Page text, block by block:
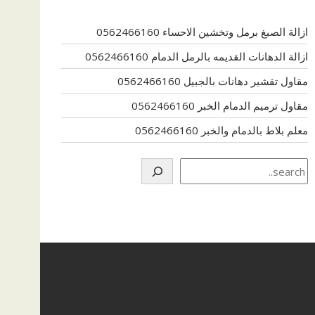
ازالة الصبغ برمل وتخشين الاحساء 0562466160
ازالة الدهانات القديمه بالرمل الدمام 0562466160
مقاول تقشير دهانات بالجبيل 0562466160
مقاول ترميم الدمام الخبر 0562466160
معلم بلاط بالدمام والخبر 0562466160
Search